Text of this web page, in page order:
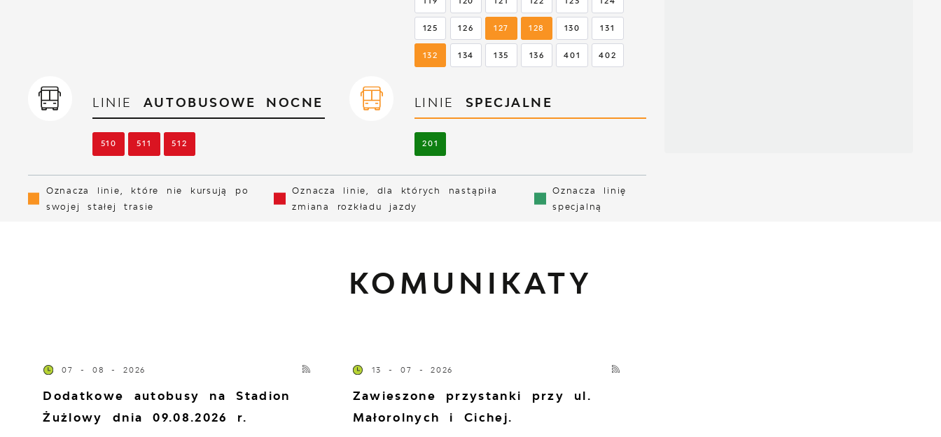
125 126 127 128 130 131
132 134 135 136 401 402
LINIE AUTOBUSOWE NOCNE
510 511 512
LINIE SPECJALNE
201
Oznacza linie, które nie kursują po
swojej stałej trasie
Oznacza linie, dla których nastąpiła
zmiana rozkładu jazdy
Oznacza linię
specjalną
KOMUNIKATY
07 - 08 - 2026
Dodatkowe autobusy na Stadion
Żużlowy dnia 09.08.2026 r.
13 - 07 - 2026
Zawieszone przystanki przy ul.
Małorolnych i Cichej.